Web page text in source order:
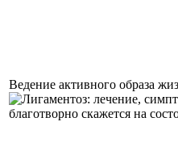
Ведение активного образа
благотворно скажется на